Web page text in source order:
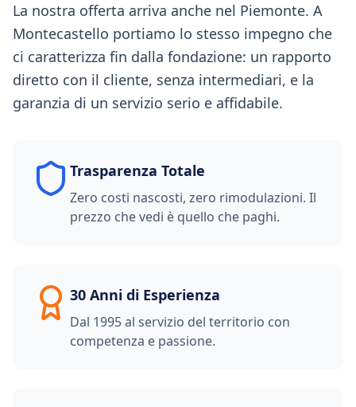
La nostra offerta arriva anche nel Piemonte. A
Montecastello portiamo lo stesso impegno che
ci caratterizza fin dalla fondazione: un rapporto
diretto con il cliente, senza intermediari, e la
garanzia di un servizio serio e affidabile.
Trasparenza Totale
Zero costi nascosti, zero rimodulazioni. Il
prezzo che vedi è quello che paghi.
30 Anni di Esperienza
Dal 1995 al servizio del territorio con
competenza e passione.